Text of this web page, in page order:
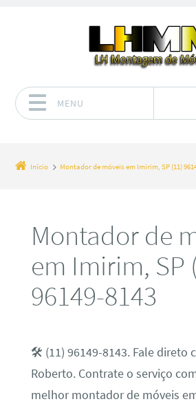
MENU
Início Montador de móveis em Imirim, SP (11)
Montador de
em Imirim, SP
96149-8143
🛠️ (11) 96149-8143. Fale direto
Roberto. Contrate o serviço
melhor montador de móveis